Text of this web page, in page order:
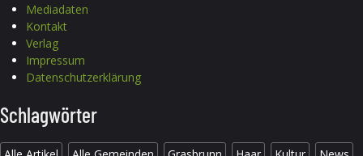
Mediadaten
Kontakt
Verlag
Impressum
Datenschutzerklärung
Schlagwörter